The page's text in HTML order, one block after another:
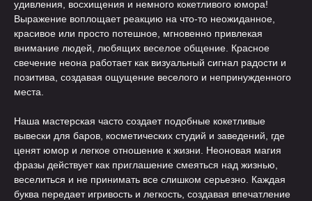
удивления, восхищения и немного кокетливого юмора!
Выражение воплощает реакцию на что-то неожиданное,
красивое или просто потешное, мгновенно привлекая
внимание людей, любящих веселое общение. Красное
свечение неона работает как визуальный сигнал радости и
позитива, создавая ощущение веселого и непринужденного
места.
Наша мастерская часто создает подобные кокетливые
вывески для баров, косметических студий и заведений, где
ценят юмор и легкое отношение к жизни. Неоновая магия
фразы действует как приглашение смеяться над жизнью,
веселиться и не принимать все слишком серьезно. Каждая
буква передает игривость и легкость, создавая впечатление